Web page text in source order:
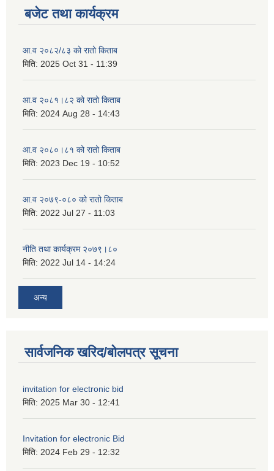
बजेट तथा कार्यक्रम
आ.व २०८२/८३ को रातो किताब
मिति: 2025 Oct 31 - 11:39
आ.व २०८१।८२ को रातो किताब
मिति: 2024 Aug 28 - 14:43
आ.व २०८०।८१ को रातो किताब
मिति: 2023 Dec 19 - 10:52
आ.व २०७९-०८० को रातो किताब
मिति: 2022 Jul 27 - 11:03
नीति तथा कार्यक्रम २०७९।८०
मिति: 2022 Jul 14 - 14:24
अन्य
सार्वजनिक खरिद/बोलपत्र सूचना
invitation for electronic bid
मिति: 2025 Mar 30 - 12:41
Invitation for electronic Bid
मिति: 2024 Feb 29 - 12:32